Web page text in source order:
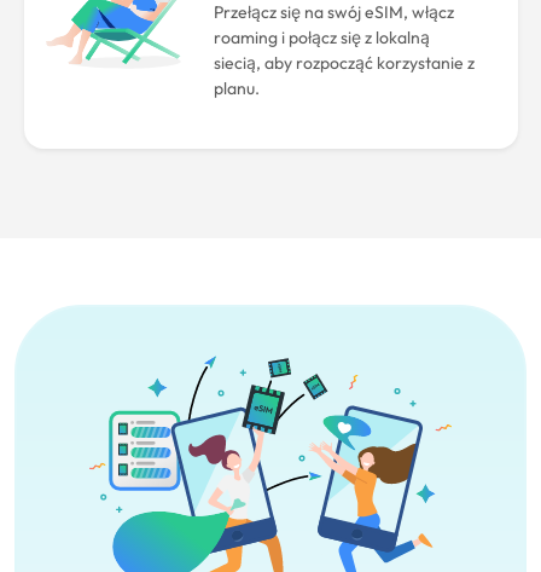
Przełącz się na swój eSIM, włącz
roaming i połącz się z lokalną
siecią, aby rozpocząć korzystanie z
planu.